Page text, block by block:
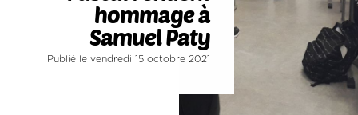
hommage à
Samuel Paty
Publié le vendredi 15 octobre 2021